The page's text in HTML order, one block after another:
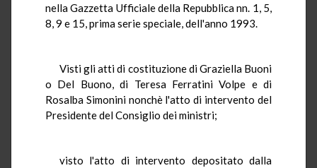
nella Gazzetta Ufficiale della Repubblica nn. 1, 5,
8, 9 e 15, prima serie speciale, dell'anno 1993.
Visti gli atti di costituzione di Graziella Buoni
o Del Buono, di Teresa Ferratini Volpe e di
Rosalba Simonini nonchè l'atto di intervento del
Presidente del Consiglio dei ministri;
visto l'atto di intervento depositato dalla